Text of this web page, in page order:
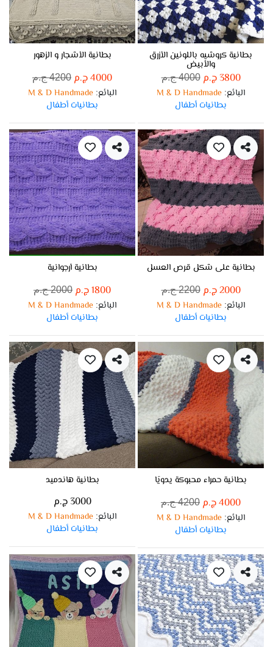
بطانية كروشيه باللونين الأزرق
والأبيض
3800 ج.م 4000 ج.م
البائع:
M & D Handmade
بطانيات أطفال
بطانية الأشجار و الزهور
4000 ج.م 4200 ج.م
البائع:
M & D Handmade
بطانيات أطفال
بطانية على شكل قرص العسل
2000 ج.م 2200 ج.م
البائع:
M & D Handmade
بطانيات أطفال
بطانية أرجوانية
1800 ج.م 2000 ج.م
البائع:
M & D Handmade
بطانيات أطفال
بطانية حمراء محبوكة يدويًا
4000 ج.م 4200 ج.م
البائع:
M & D Handmade
بطانيات أطفال
بطانية هاندميد
3000 ج.م
البائع:
M & D Handmade
بطانيات أطفال